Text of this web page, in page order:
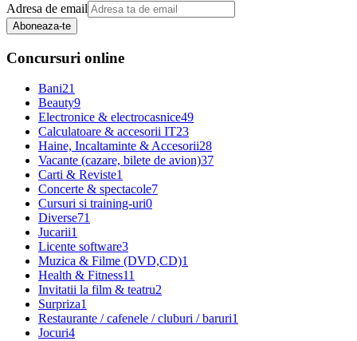
Adresa de email
Aboneaza-te
Concursuri online
Bani21
Beauty9
Electronice & electrocasnice49
Calculatoare & accesorii IT23
Haine, Incaltaminte & Accesorii28
Vacante (cazare, bilete de avion)37
Carti & Reviste1
Concerte & spectacole7
Cursuri si training-uri0
Diverse71
Jucarii1
Licente software3
Muzica & Filme (DVD,CD)1
Health & Fitness11
Invitatii la film & teatru2
Surpriza1
Restaurante / cafenele / cluburi / baruri1
Jocuri4